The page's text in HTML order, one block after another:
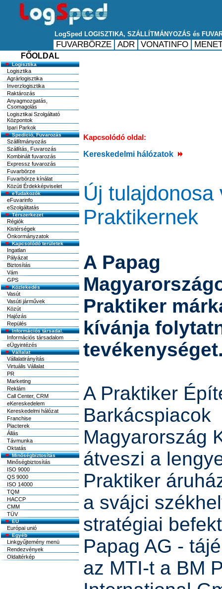
FŐOLDAL
Logisztika
Logisztika
Agrárlogisztika
Inverzlogisztika
Raktározás
Anyagmozgatás,
Csomagolás
Logisztikai Szolgáltató
Központok
Ipari Parkok
Spedició, Fuvarozás
Szállítmányozás
Szállítás, Fuvarozás
Kombinált fuvarozás
Expressz fuvarozás
Fuvarbörze
Fuvarbörze kínálat
Közúti Érdekképviselet
eTudakozók
eFuvarinfo
eSzolgáltatás
Térszerkezet
Régiók
Kistérségek
Önkormányzatok
Kapcsolódó területek
Ingatlan
Pályázat
Biztosítás
Vám
GPS
Közlekedés
Vasút
Vasúti járművek
Közút
Hajózás
Repülés
Információs társadal.
Információs társadalom
eÜgyintézés
Vállalat
Vállalatirányítás
Virtuális Vállalat
PR
Marketing
Reklám
Call Center, CRM
eKereskedelem
Kereskedelmi hálózat
Franchise
Piacterek
Állás
Távmunka
Oktatás
Minőségbiztosítás
Minőségbiztosítás
ISO 9000
QS 9000
ISO 14000
TQM
HACCP
CMM
TÜV
EU
Európai unió
Egyéb
Linkgyűjtemény menü
Rendezvények
Oldaltérkép
Kapcsolódó oldal:
Kereskedelmi hálózatok
Új tulajdonosa
Praktikernek
A Papag
Praktiker
kívánja
A Praktiker
Barkácspiacok
Magyarország
átveszi a
Praktiker
a svájci
stratégiai
Papag AG -
az MTI-t a BM